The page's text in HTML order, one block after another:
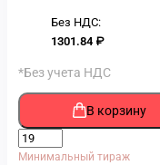
Без НДС:
1301.84 ₽
*Без учета НДС
В корзину
Минимальный тираж